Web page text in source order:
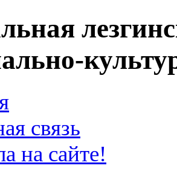
связь
на сайте!